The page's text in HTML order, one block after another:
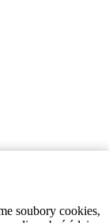
soubory cookies,